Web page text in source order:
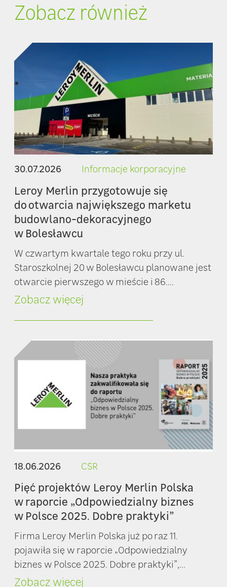
Zobacz również
30.07.2026 Informacje korporacyjne
Leroy Merlin przygotowuje się
do otwarcia największego marketu
budowlano-dekoracyjnego
w Bolesławcu
W czwartym kwartale tego roku przy ul.
Staroszkolnej 20 w Bolesławcu planowane jest
otwarcie pierwszego w mieście i 86....
Zobacz więcej
18.06.2026 CSR
Pięć projektów Leroy Merlin Polska
w raporcie „Odpowiedzialny biznes
w Polsce 2025. Dobre praktyki”
Firma Leroy Merlin Polska już po raz 11.
pojawiła się w raporcie „Odpowiedzialny
biznes w Polsce 2025. Dobre praktyki”,...
Zobacz więcej